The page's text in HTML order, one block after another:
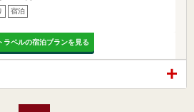
宿泊
ラベルの宿泊プランを見る